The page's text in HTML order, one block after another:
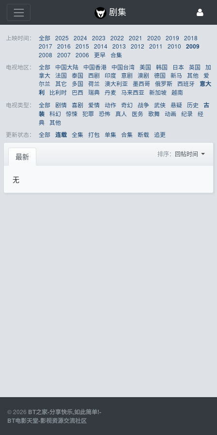
剧集
上映时间： 全部 2025 2024 2023 2022 2021 2020 2019
2018
2017 2016 2015 2014 2013 2012 2011 2010
2009
2008
2007 2006 更早 合集
电视地区：
全部 中国大陆 中国香港 中国台湾 美国 韩国 日本 英国
加
拿大 法国 泰国 西剧 印度 意剧 澳剧 德国 新马 其他
爱
尔兰
其它 多国 荷兰 澳大利亚 墨西哥 俄罗斯 西班牙 意大
利
比利时 巴西 瑞典 丹麦 马来西亚 新加坡 越南
电视类型：
全部 剧情 喜剧 爱情 动作 奇幻 战争 武侠 悬疑 历史
古
装 科幻 惊悚 犯罪 恐怖 真人 医务 歌舞 动画 纪录 经
典 其他
更新状态：
全部 连载 全集 打包 单集 合集 断载 追更
最新 排序： 回帖时间
无
© 2026 BT之家-分享快乐,如此简单!-
BT电影天堂-影视资源交流社区